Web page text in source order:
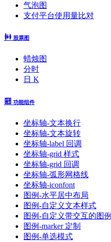
气泡图
支付平台使用量比对
股票图
蜡烛图
分时
日 K
功能组件
坐标轴-文本换行
坐标轴-文本旋转
坐标轴-label 回调
坐标轴-grid 样式
坐标轴-grid 回调
坐标轴-弧形网格线
坐标轴-iconfont
图例-水平居中布局
图例-自定义文本样式
图例-自定义带交互的图例
图例-marker 定制
图例-单选模式